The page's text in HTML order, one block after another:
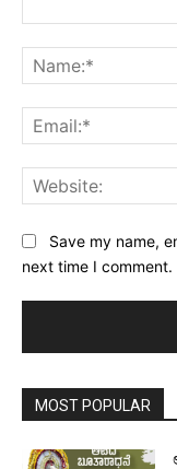
Save my name,
next time I comment.
MOST POPULAR